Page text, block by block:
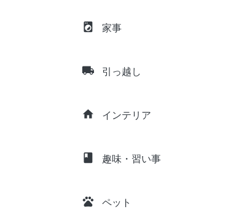
local_laundry_service 家事
local_shipping 引っ越し
home インテリア
class 趣味・習い事
pets ペット